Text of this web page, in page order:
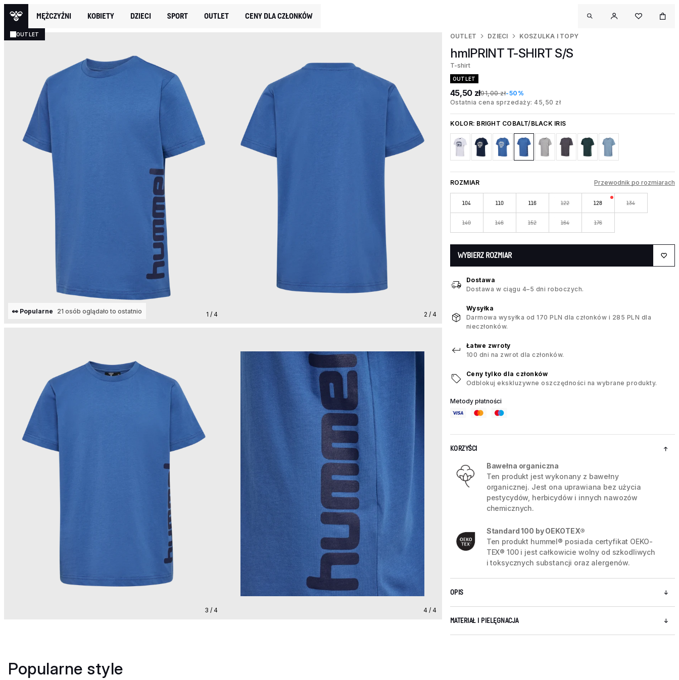
MĘŻCZYŹNI KOBIETY DZIECI SPORT OUTLET CENY DLA CZŁONKÓW
OUTLET
1 / 4
👀 Popularne 21 osób oglądało to ostatnio 2 / 4
3 / 4 4 / 4
OUTLET DZIECI KOSZULKA I TOPY
hmlPRINT T-SHIRT S/S
T-shirt
OUTLET
45,50 zł91,00 zł-50%
Ostatnia cena sprzedaży: 45,50 zł
KOLOR: BRIGHT COBALT/BLACK IRIS
ROZMIAR Przewodnik po rozmiarach
104 110 116 122 128 134
140 146 152 164 176
WYBIERZ ROZMIAR
Dostawa
Dostawa w ciągu 4–5 dni roboczych.
Wysyłka
Darmowa wysyłka od 170 PLN dla członków i 285 PLN dla
nieczłonków.
Łatwe zwroty
100 dni na zwrot dla członków.
Ceny tylko dla członków
Odblokuj ekskluzywne oszczędności na wybrane produkty.
Metody płatności
KORZYŚCI
Bawełna organiczna
Ten produkt jest wykonany z bawełny
organicznej. Jest ona uprawiana bez użycia
pestycydów, herbicydów i innych nawozów
chemicznych.
Standard 100 by OEKOTEX®
Ten produkt hummel® posiada certyfikat OEKO-
TEX® 100 i jest całkowicie wolny od szkodliwych
i toksycznych substancji oraz alergenów.
OPIS
MATERIAŁ I PIELĘGNACJA
Popularne style